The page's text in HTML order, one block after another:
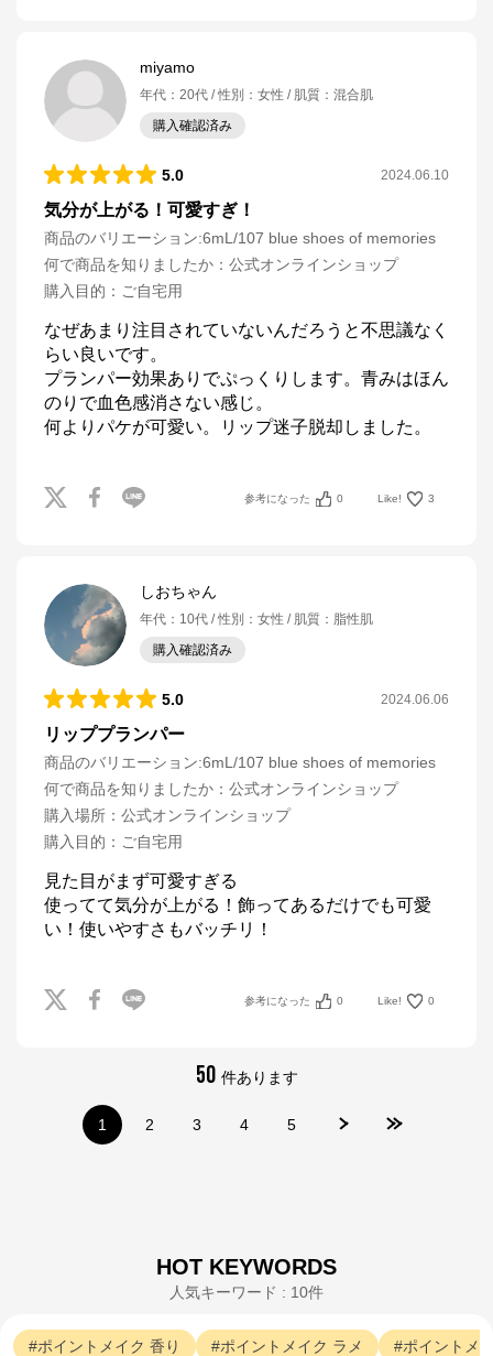
miyamo
年代 ： 20代 性別 ： 女性 肌質 ： 混合肌
購入確認済み
5.0 2024.06.10
気分が上がる！可愛すぎ！
商品のバリエーション:6mL/107 blue shoes of memories
何で商品を知りましたか ： 公式オンラインショップ
購入目的 ： ご自宅用
なぜあまり注目されていないんだろうと不思議なく
らい良いです。
プランパー効果ありでぷっくりします。青みはほん
のりで血色感消さない感じ。
何よりパケが可愛い。リップ迷子脱却しました。
参考になった 0 Like! 3
しおちゃん
年代 ： 10代 性別 ： 女性 肌質 ： 脂性肌
購入確認済み
5.0 2024.06.06
リッププランパー
商品のバリエーション:6mL/107 blue shoes of memories
何で商品を知りましたか ： 公式オンラインショップ
購入場所 ： 公式オンラインショップ
購入目的 ： ご自宅用
見た目がまず可愛すぎる
使ってて気分が上がる！飾ってあるだけでも可愛
い！使いやすさもバッチリ！
参考になった 0 Like! 0
50 件あります
1 2 3 4 5
HOT KEYWORDS
人気キーワード : 10件
ポイントメイク 香り ポイントメイク ラメ ポイントメ